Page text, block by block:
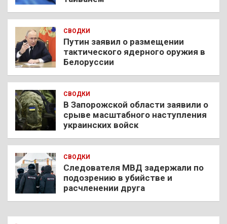
СВОДКИ
Путин заявил о размещении
тактического ядерного оружия в
Белоруссии
СВОДКИ
В Запорожской области заявили о
срыве масштабного наступления
украинских войск
СВОДКИ
Следователя МВД задержали по
подозрению в убийстве и
расчленении друга